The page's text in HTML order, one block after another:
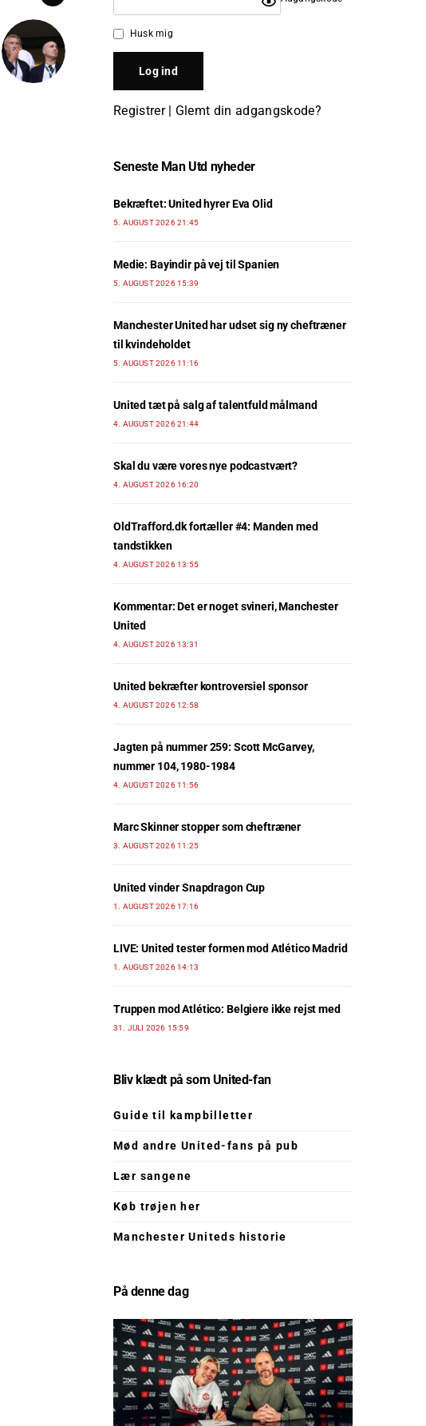
Husk mig
Registrer| Glemt din adgangskode?
Seneste Man Utd nyheder
Bekræftet: United hyrer Eva Olid
5. AUGUST 2026 21:45
Medie: Bayindir på vej til Spanien
5. AUGUST 2026 15:39
Manchester United har udset sig ny cheftræner
til kvindeholdet
5. AUGUST 2026 11:16
United tæt på salg af talentfuld målmand
4. AUGUST 2026 21:44
Skal du være vores nye podcastvært?
4. AUGUST 2026 16:20
OldTrafford.dk fortæller #4: Manden med
tandstikken
4. AUGUST 2026 13:55
Kommentar: Det er noget svineri, Manchester
United
4. AUGUST 2026 13:31
United bekræfter kontroversiel sponsor
4. AUGUST 2026 12:58
Jagten på nummer 259: Scott McGarvey,
nummer 104, 1980-1984
4. AUGUST 2026 11:56
Marc Skinner stopper som cheftræner
3. AUGUST 2026 11:25
United vinder Snapdragon Cup
1. AUGUST 2026 17:16
LIVE: United tester formen mod Atlético Madrid
1. AUGUST 2026 14:13
Truppen mod Atlético: Belgiere ikke rejst med
31. JULI 2026 15:59
Bliv klædt på som United-fan
Guide til kampbilletter
Mød andre United-fans på pub
Lær sangene
Køb trøjen her
Manchester Uniteds historie
På denne dag